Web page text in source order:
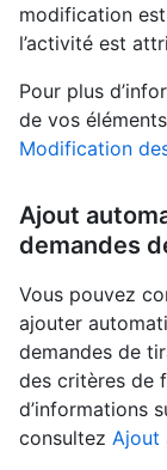
modification
l’activité est
Pour plus
de vos
Modification
Ajout
demandes
Vous pouvez
ajouter
demandes de
des critères de
d’informations
consultez Ajout